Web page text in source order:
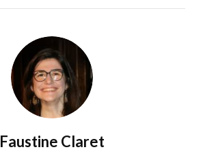
Faustine Claret